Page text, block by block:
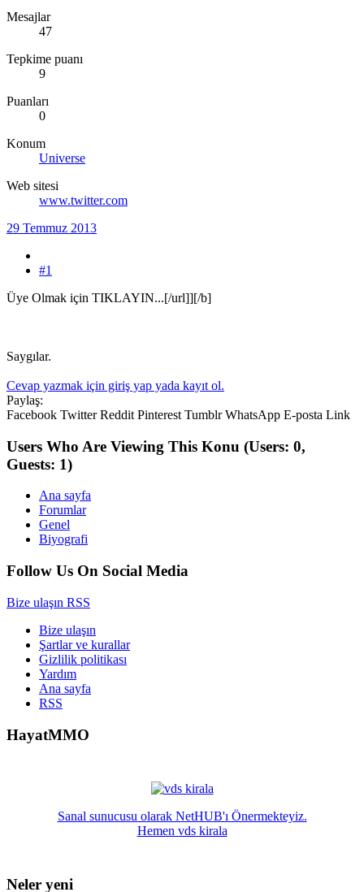
Mesajlar
47
Tepkime puanı
9
Puanları
0
Konum
Universe
Web sitesi
www.twitter.com
29 Temmuz 2013
#1
Üye Olmak için TIKLAYIN...[/url]][/b]
Saygılar.
Cevap yazmak için giriş yap yada kayıt ol.
Paylaş:
Facebook Twitter Reddit Pinterest Tumblr WhatsApp E-posta Link
Users Who Are Viewing This Konu (Users: 0,
Guests: 1)
Ana sayfa
Forumlar
Genel
Biyografi
Follow Us On Social Media
Bize ulaşın RSS
Bize ulaşın
Şartlar ve kurallar
Gizlilik politikası
Yardım
Ana sayfa
RSS
HayatMMO
Sanal sunucusu olarak NetHUB'ı Önermekteyiz.
Hemen vds kirala
Neler yeni